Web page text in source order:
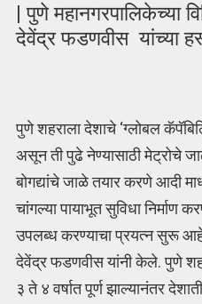
| पुणे महानगरपालिकेच्या
देवेंद्र फडणवीस यांच्या
पुणे शहराला देशाचे ‘ग्लोबल
असून ती पुढे नेण्यासाठी मेट्रोचे
बोगद्यांचे जाळे तयार करणे आदी
चांगल्या पायाभूत सुविधा निर्माण
उपलब्ध करण्याचा प्रयत्न सुरू
देवेंद्र फडणवीस यांनी केले. पुणे
३ ते ४ वर्षात पूर्ण झाल्यानंतर